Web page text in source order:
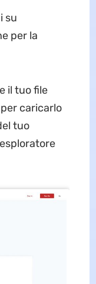
su
per la
il tuo file
caricarlo
tuo